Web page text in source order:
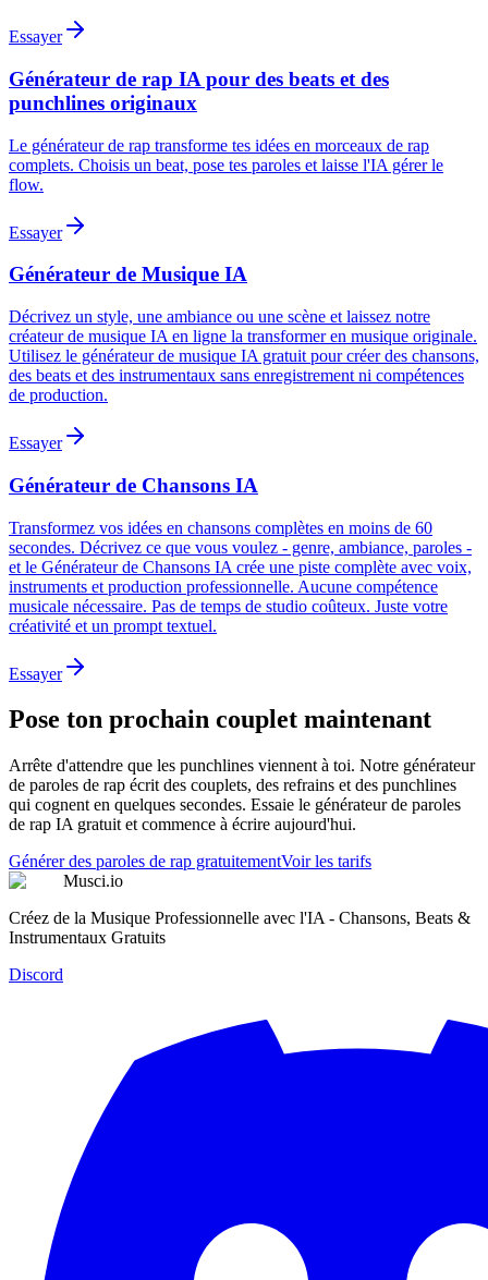
Essayer
Générateur de rap IA pour des beats et des
punchlines originaux
Le générateur de rap transforme tes idées en morceaux de rap
complets. Choisis un beat, pose tes paroles et laisse l'IA gérer le
flow.
Essayer
Générateur de Musique IA
Décrivez un style, une ambiance ou une scène et laissez notre
créateur de musique IA en ligne la transformer en musique originale.
Utilisez le générateur de musique IA gratuit pour créer des chansons,
des beats et des instrumentaux sans enregistrement ni compétences
de production.
Essayer
Générateur de Chansons IA
Transformez vos idées en chansons complètes en moins de 60
secondes. Décrivez ce que vous voulez - genre, ambiance, paroles -
et le Générateur de Chansons IA crée une piste complète avec voix,
instruments et production professionnelle. Aucune compétence
musicale nécessaire. Pas de temps de studio coûteux. Juste votre
créativité et un prompt textuel.
Essayer
Pose ton prochain couplet maintenant
Arrête d'attendre que les punchlines viennent à toi. Notre générateur
de paroles de rap écrit des couplets, des refrains et des punchlines
qui cognent en quelques secondes. Essaie le générateur de paroles
de rap IA gratuit et commence à écrire aujourd'hui.
Générer des paroles de rap gratuitementVoir les tarifs
Musci.io
Créez de la Musique Professionnelle avec l'IA - Chansons, Beats &
Instrumentaux Gratuits
Discord